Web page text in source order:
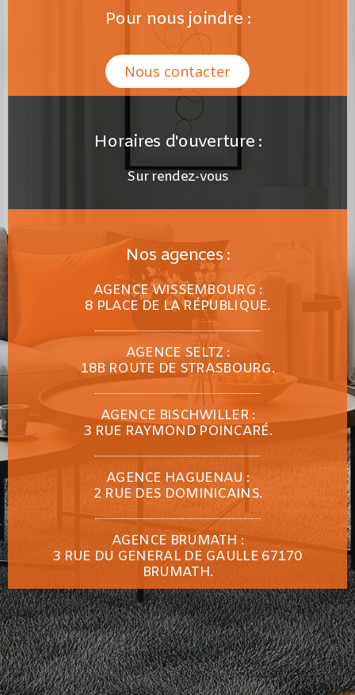
Pour nous joindre :
Nous contacter
Horaires d'ouverture :
Sur rendez-vous
Nos agences :
AGENCE WISSEMBOURG :
8 PLACE DE LA RÉPUBLIQUE.
AGENCE SELTZ :
18B ROUTE DE STRASBOURG.
AGENCE BISCHWILLER :
3 RUE RAYMOND POINCARÉ.
AGENCE HAGUENAU :
2 RUE DES DOMINICAINS.
AGENCE BRUMATH :
3 RUE DU GENERAL DE GAULLE 67170
BRUMATH.